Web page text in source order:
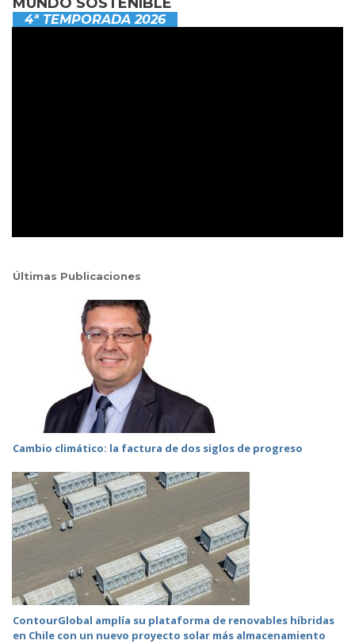
4ª TEMPORADA 2026
Últimas Publicaciones
Cambio climático: la factura de dos siglos de progreso
ContourGlobal amplía su plataforma de renovables híbridas
en Chile con un nuevo proyecto solar más almacenamiento